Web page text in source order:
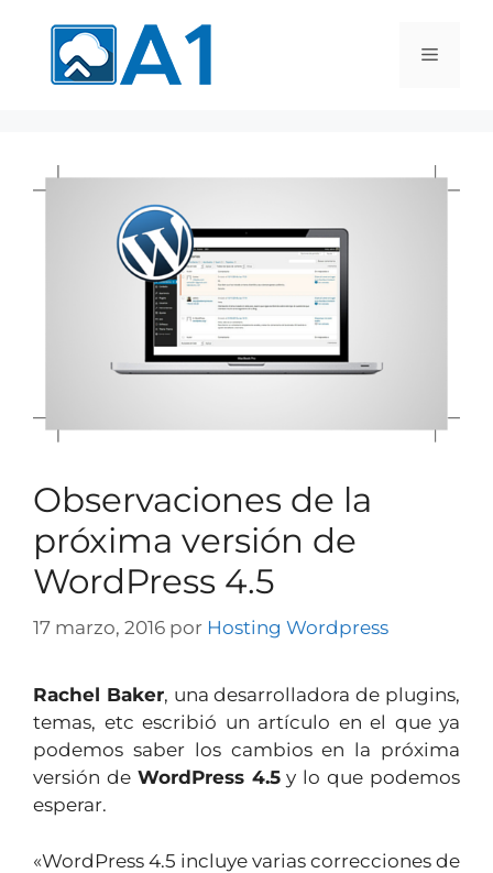
Observaciones de la
próxima versión de
WordPress 4.5
17 marzo, 2016 por Hosting Wordpress
Rachel Baker, una desarrolladora de plugins,
temas, etc escribió un artículo en el que ya
podemos saber los cambios en la próxima
versión de WordPress 4.5y lo que podemos
esperar.
«WordPress 4.5 incluye varias correcciones de